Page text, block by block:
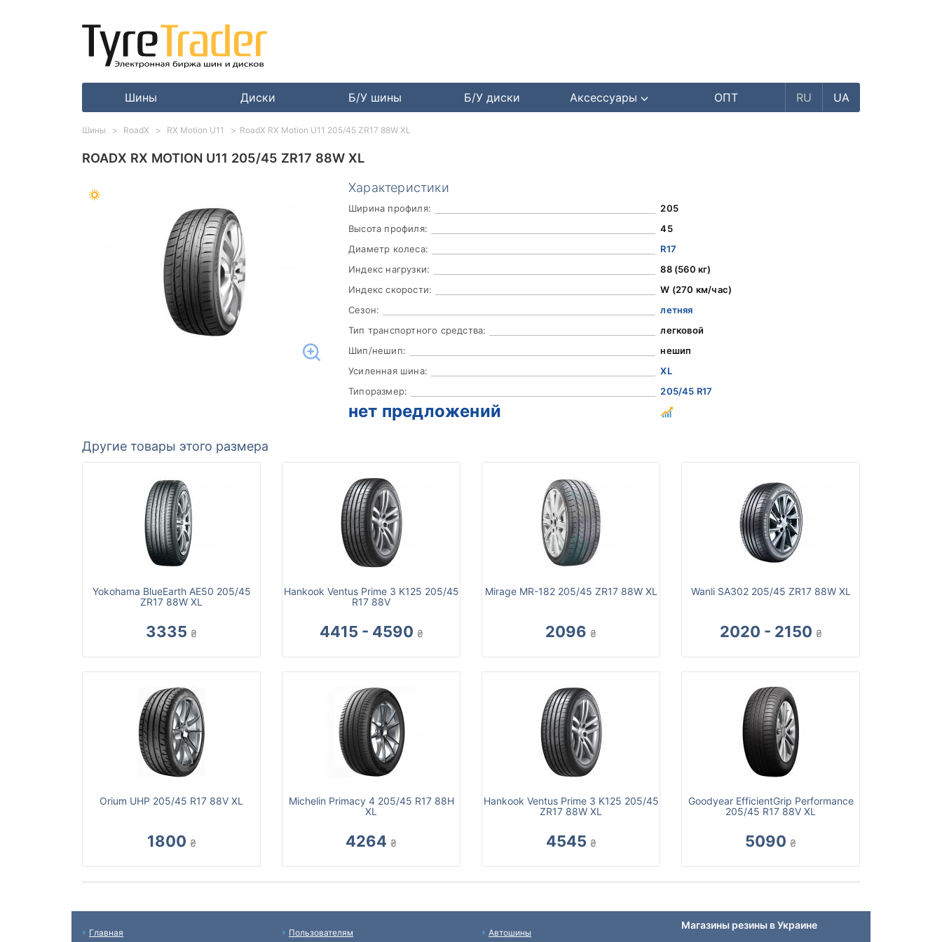
Шины Диски Б/У шины Б/У диски Аксессуары ОПТ RU UA
ROADX RX MOTION U11 205/45 ZR17 88W XL
Характеристики
Ширина профиля:
205
Высота профиля:
45
Диаметр колеса:
R17
Индекс нагрузки:
88 (560 кг)
Индекс скорости:
W (270 км/час)
Сезон:
летняя
Тип транспортного средства:
легковой
Шип/нешип:
нешип
Усиленная шина:
XL
Типоразмер:
205/45 R17
нет предложений
Другие товары этого размера
Yokohama BlueEarth AE50 205/45
ZR17 88W XL
3335 ₴
Hankook Ventus Prime 3 K125 205/45
R17 88V
4415 - 4590 ₴
Mirage MR-182 205/45 ZR17 88W XL
2096 ₴
Wanli SA302 205/45 ZR17 88W XL
2020 - 2150 ₴
Orium UHP 205/45 R17 88V XL
1800 ₴
Michelin Primacy 4 205/45 R17 88H
XL
4264 ₴
Hankook Ventus Prime 3 K125 205/45
ZR17 88W XL
4545 ₴
Goodyear EfficientGrip Performance
205/45 R17 88V XL
5090 ₴
Шины RoadX RX Motion U11 RoadX RX Motion U11 205/45 ZR17 88W XL
Главная Пользователям Автошины
Магазины резины в Украине